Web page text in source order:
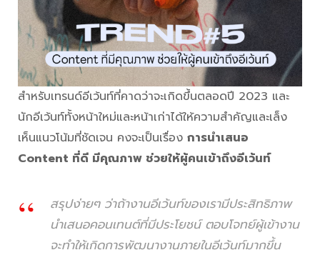
สำหรับเทรนด์อีเว้นท์ที่คาดว่าจะเกิดขึ้นตลอดปี 2023 และ
นักอีเว้นท์ทั้งหน้าใหม่และหน้าเก่าได้ให้ความสำคัญและเล็ง
เห็นแนวโน้มที่ชัดเจน คงจะเป็นเรื่อง การนำเสนอ
Content ที่ดี มีคุณภาพ ช่วยให้ผู้คนเข้าถึงอีเว้นท์
สรุปง่ายๆ ว่าถ้างานอีเว้นท์ของเรามีประสิทธิภาพ
นำเสนอคอนเทนต์ที่มีประโยชน์ ตอบโจทย์ผู้เข้างาน
จะทำให้เกิดการพัฒนางานภายในอีเว้นท์มากขึ้น